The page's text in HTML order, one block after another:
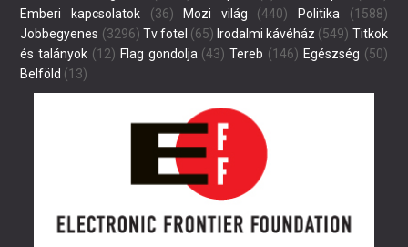
Emberi kapcsolatok (36) Mozi világ (440) Politika (1588)
Jobbegyenes (3296) Tv fotel (65) Irodalmi kávéház (549) Titkok
és talányok (12) Flag gondolja (43) Tereb (146) Egészség (50)
Belföld (13)